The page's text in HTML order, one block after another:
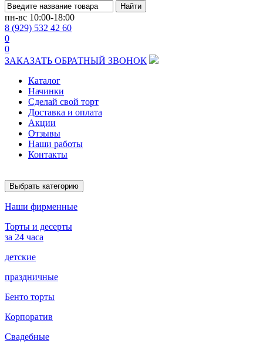
Найти
пн-вс 10:00-18:00
8 (929) 532 42 60
0
0
ЗАКАЗАТЬ ОБРАТНЫЙ ЗВОНОК
Каталог
Начинки
Сделай свой торт
Доставка и оплата
Акции
Отзывы
Наши работы
Контакты
Выбрать категорию
Наши фирменные
Торты и десерты
за 24 часа
детские
праздничные
Бенто торты
Корпоратив
Свадебные